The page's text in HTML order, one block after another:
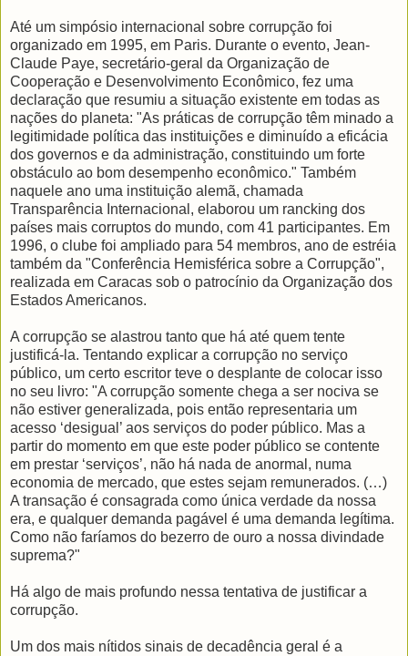
Até um simpósio internacional sobre corrupção foi
organizado em 1995, em Paris. Durante o evento, Jean-
Claude Paye, secretário-geral da Organização de
Cooperação e Desenvolvimento Econômico, fez uma
declaração que resumiu a situação existente em todas as
nações do planeta: "As práticas de corrupção têm minado a
legitimidade política das instituições e diminuído a eficácia
dos governos e da administração, constituindo um forte
obstáculo ao bom desempenho econômico." Também
naquele ano uma instituição alemã, chamada
Transparência Internacional, elaborou um rancking dos
países mais corruptos do mundo, com 41 participantes. Em
1996, o clube foi ampliado para 54 membros, ano de estréia
também da "Conferência Hemisférica sobre a Corrupção",
realizada em Caracas sob o patrocínio da Organização dos
Estados Americanos.
A corrupção se alastrou tanto que há até quem tente
justificá-la. Tentando explicar a corrupção no serviço
público, um certo escritor teve o desplante de colocar isso
no seu livro: "A corrupção somente chega a ser nociva se
não estiver generalizada, pois então representaria um
acesso ‘desigual’ aos serviços do poder público. Mas a
partir do momento em que este poder público se contente
em prestar ‘serviços’, não há nada de anormal, numa
economia de mercado, que estes sejam remunerados. (…)
A transação é consagrada como única verdade da nossa
era, e qualquer demanda pagável é uma demanda legítima.
Como não faríamos do bezerro de ouro a nossa divindade
suprema?"
Há algo de mais profundo nessa tentativa de justificar a
corrupção.
Um dos mais nítidos sinais de decadência geral é a